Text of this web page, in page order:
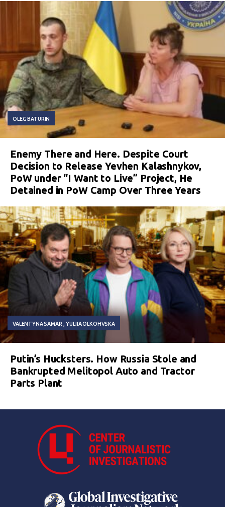
OLEG BATURIN
Enemy There and Here. Despite Court
Decision to Release Yevhen Kalashnykov,
PoW under “I Want to Live” Project, He
Detained in PoW Camp Over Three Years
VALENTYNA SAMAR YULIIA OLKOHVSKA
Putin’s Hucksters. How Russia Stole and
Bankrupted Melitopol Auto and Tractor
Parts Plant